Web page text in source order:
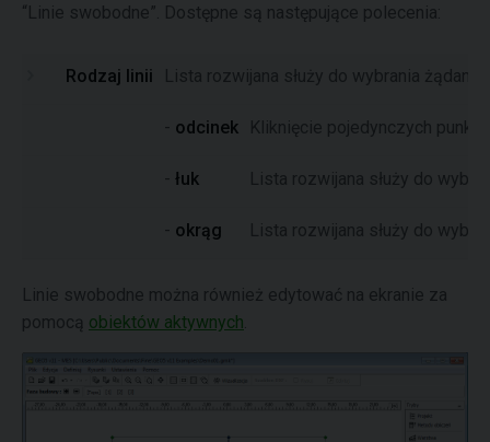
“Linie swobodne”. Dostępne są następujące polecenia:
Rodzaj linii Lista rozwijana służy do wybrania żądanej
- odcinek Kliknięcie pojedynczych
- łuk Lista rozwijana służy do
- okrąg Lista rozwijana służy do
Linie swobodne można również edytować na ekranie za
pomocą obiektów aktywnych